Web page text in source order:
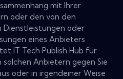
mit Ihrer
oder den von den
oder
eines Anbieters
IT Tech Publish Hub für
Anbietern gegen Sie
oder in irgendeiner Weise